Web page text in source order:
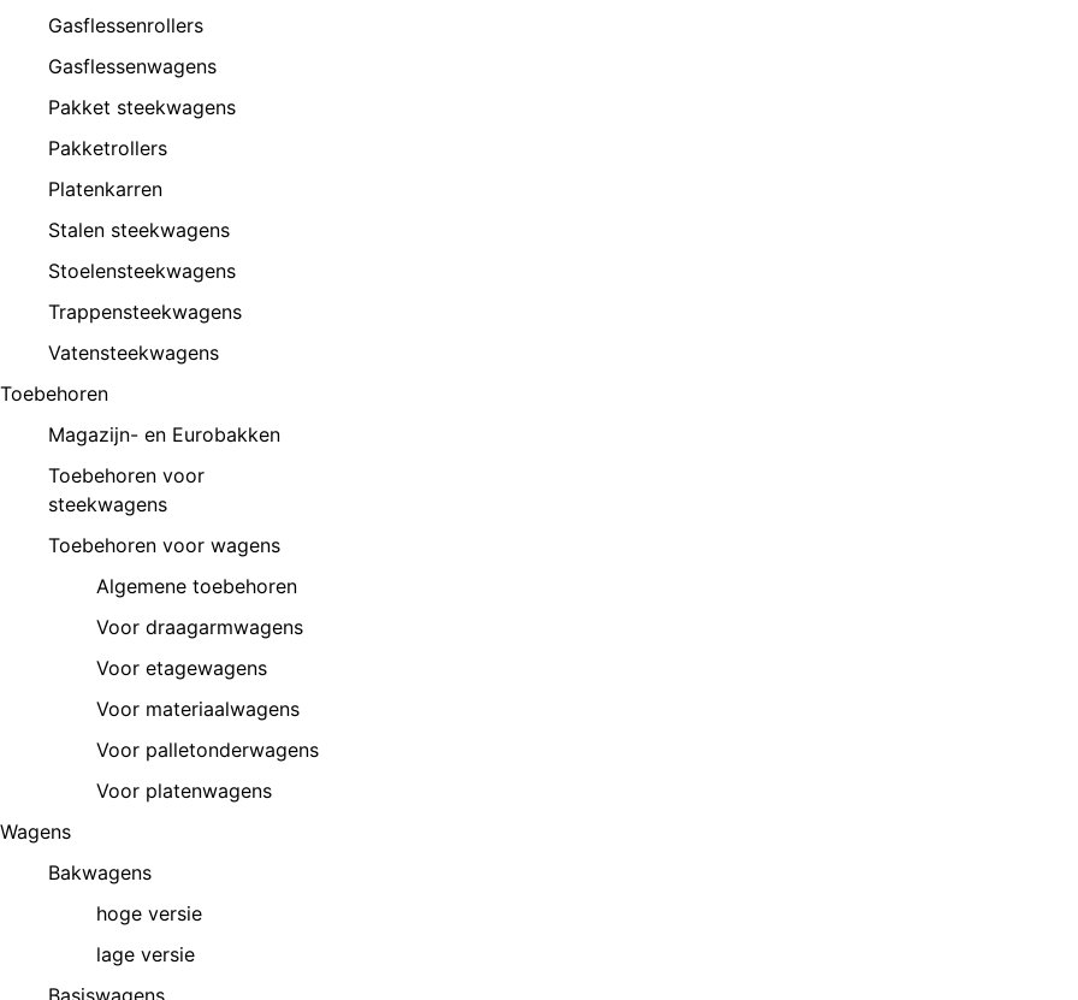
Gasflessenrollers
Gasflessenwagens
Pakket steekwagens
Pakketrollers
Platenkarren
Stalen steekwagens
Stoelensteekwagens
Trappensteekwagens
Vatensteekwagens
Toebehoren
Magazijn- en Eurobakken
Toebehoren voor
steekwagens
Toebehoren voor wagens
Algemene toebehoren
Voor draagarmwagens
Voor etagewagens
Voor materiaalwagens
Voor palletonderwagens
Voor platenwagens
Wagens
Bakwagens
hoge versie
lage versie
Basiswagens